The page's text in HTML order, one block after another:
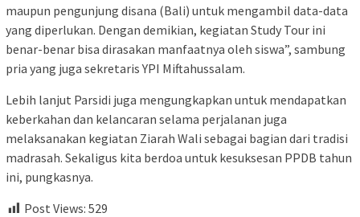
maupun pengunjung disana (Bali) untuk mengambil data-data
yang diperlukan. Dengan demikian, kegiatan Study Tour ini
benar-benar bisa dirasakan manfaatnya oleh siswa”, sambung
pria yang juga sekretaris YPI Miftahussalam.
Lebih lanjut Parsidi juga mengungkapkan untuk mendapatkan
keberkahan dan kelancaran selama perjalanan juga
melaksanakan kegiatan Ziarah Wali sebagai bagian dari tradisi
madrasah. Sekaligus kita berdoa untuk kesuksesan PPDB tahun
ini, pungkasnya.
Post Views: 529